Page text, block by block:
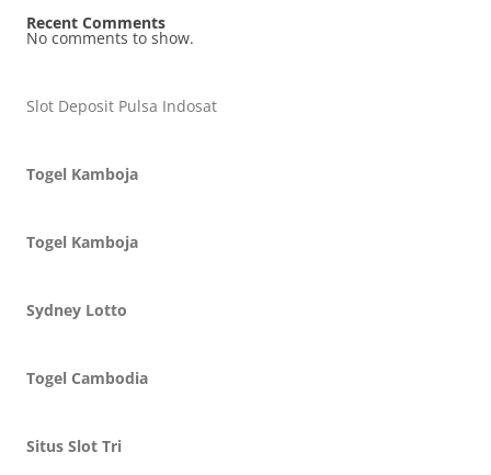
Recent Comments
No comments to show.
Slot Deposit Pulsa Indosat
Togel Kamboja
Togel Kamboja
Sydney Lotto
Togel Cambodia
Situs Slot Tri